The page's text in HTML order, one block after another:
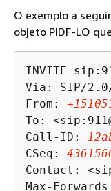
O exemplo a
objeto PIDF-LO
INVITE
Via: SIP/2.0/
From:
To:
Call-ID:
CSeq:
Contact:
Max-